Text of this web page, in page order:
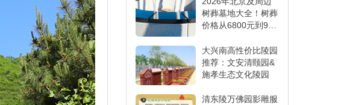
树葬墓地大全！树葬
价格从6800元到9万
大兴南高性价比陵园
推荐：文安清颐园&
施孝生态文化陵园
清东陵万佛园影雕服